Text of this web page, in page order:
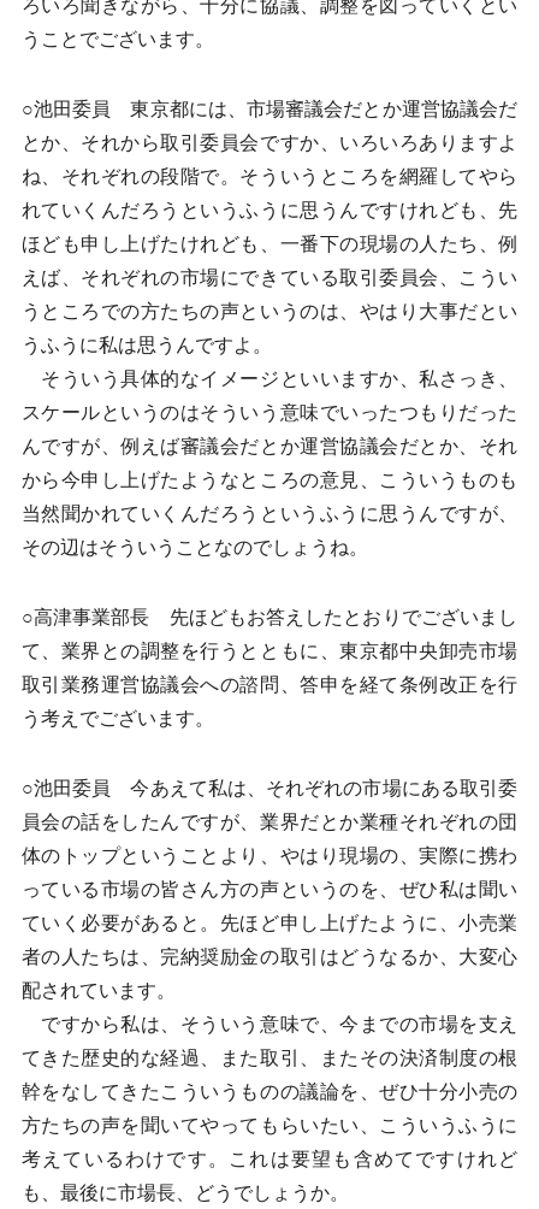
ろいろ聞きながら、十分に協議、調整を図っていくとい
うことでございます。
○池田委員 東京都には、市場審議会だとか運営協議会だ
とか、それから取引委員会ですか、いろいろありますよ
ね、それぞれの段階で。そういうところを網羅してやら
れていくんだろうというふうに思うんですけれども、先
ほども申し上げたけれども、一番下の現場の人たち、例
えば、それぞれの市場にできている取引委員会、こうい
うところでの方たちの声というのは、やはり大事だとい
うふうに私は思うんですよ。
そういう具体的なイメージといいますか、私さっき、
スケールというのはそういう意味でいったつもりだった
んですが、例えば審議会だとか運営協議会だとか、それ
から今申し上げたようなところの意見、こういうものも
当然聞かれていくんだろうというふうに思うんですが、
その辺はそういうことなのでしょうね。
○高津事業部長 先ほどもお答えしたとおりでございまし
て、業界との調整を行うとともに、東京都中央卸売市場
取引業務運営協議会への諮問、答申を経て条例改正を行
う考えでございます。
○池田委員 今あえて私は、それぞれの市場にある取引委
員会の話をしたんですが、業界だとか業種それぞれの団
体のトップということより、やはり現場の、実際に携わ
っている市場の皆さん方の声というのを、ぜひ私は聞い
ていく必要があると。先ほど申し上げたように、小売業
者の人たちは、完納奨励金の取引はどうなるか、大変心
配されています。
ですから私は、そういう意味で、今までの市場を支え
てきた歴史的な経過、また取引、またその決済制度の根
幹をなしてきたこういうものの議論を、ぜひ十分小売の
方たちの声を聞いてやってもらいたい、こういうふうに
考えているわけです。これは要望も含めてですけれど
も、最後に市場長、どうでしょうか。